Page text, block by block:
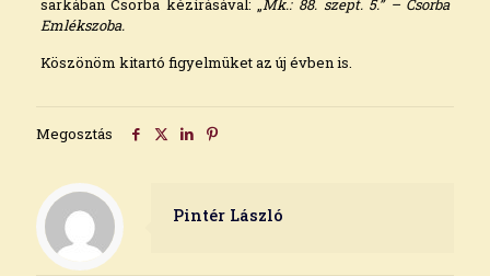
sarkában Csorba kézírásával: „Mk.: 88. szept. 5.” – Csorba
Emlékszoba.
Köszönöm kitartó figyelmüket az új évben is.
Megosztás
Pintér László